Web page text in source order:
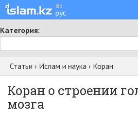
қаз
рус
Категория:
Статьи › Ислам и наука › Коран
Коран о строении
мозга